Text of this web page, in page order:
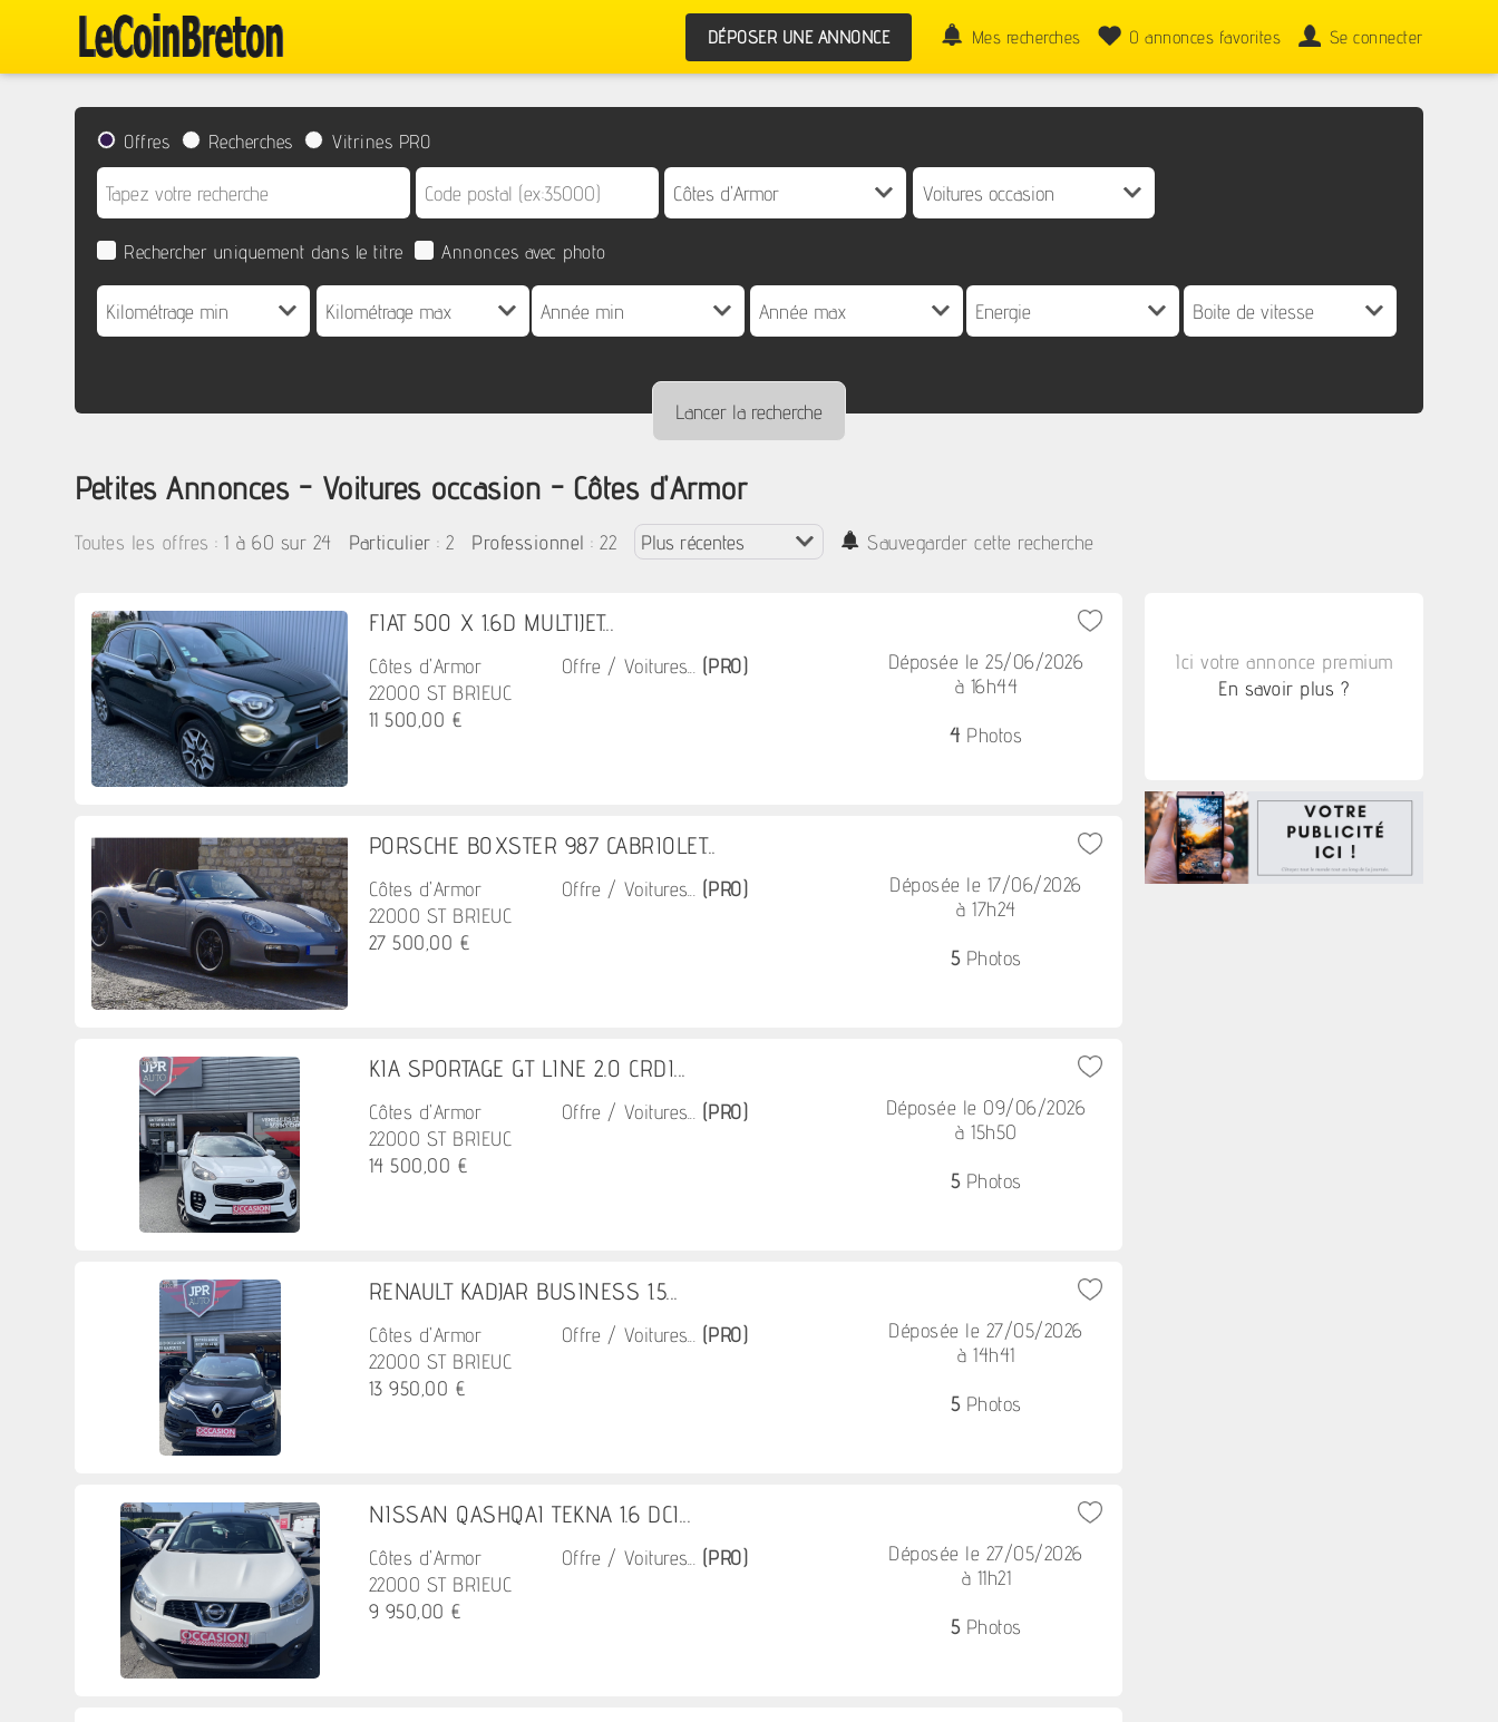
DÉPOSER UNE ANNONCE Mes recherches 0 annonces favorites Se connecter
Offres Recherches Vitrines PRO
Rechercher uniquement dans le titre Annonces avec photo
Petites Annonces - Voitures occasion - Côtes d'Armor
Toutes les offres :1 à 60 sur 24 Particulier : 2 Professionnel : 22 Sauvegarder cette recherche
FIAT 500 X 1.6D MULTIJET...
Côtes d'Armor
22000 ST BRIEUC
11 500,00 €
Offre / Voitures... (PRO)
Déposée le 25/06/2026
à 16h44
4 Photos
PORSCHE BOXSTER 987 CABRIOLET...
Côtes d'Armor
22000 ST BRIEUC
27 500,00 €
Offre / Voitures... (PRO)
Déposée le 17/06/2026
à 17h24
5Photos
KIA SPORTAGE GT LINE 2.0 CRDI...
Côtes d'Armor
22000 ST BRIEUC
14 500,00 €
Offre / Voitures... (PRO)
Déposée le 09/06/2026
à 15h50
5Photos
RENAULT KADJAR BUSINESS 1.5...
Côtes d'Armor
22000 ST BRIEUC
13 950,00 €
Offre / Voitures... (PRO)
Déposée le 27/05/2026
à 14h41
5Photos
NISSAN QASHQAI TEKNA 1.6 DCI...
Côtes d'Armor
22000 ST BRIEUC
9 950,00 €
Offre / Voitures... (PRO)
Déposée le 27/05/2026
à 11h21
5Photos
Ici votre annonce premium
En savoir plus ?